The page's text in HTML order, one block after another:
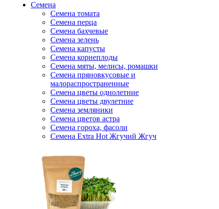
Семена
Семена томата
Семена перца
Семена бахчевые
Семена зелень
Семена капусты
Семена корнеплоды
Семена мяты, мелисы, ромашки
Семена пряновкусовые и
малораспространенные
Семена цветы однолетние
Семена цветы двулетние
Семена земляники
Семена цветов астра
Семена гороха, фасоли
Семена Extra Hot Жгучий Жгуч